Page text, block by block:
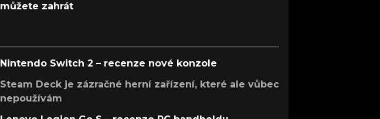
můžete zahrát
Nintendo Switch 2 – recenze nové konzole
Steam Deck je zázračné herní zařízení, které ale vůbec
nepoužívám